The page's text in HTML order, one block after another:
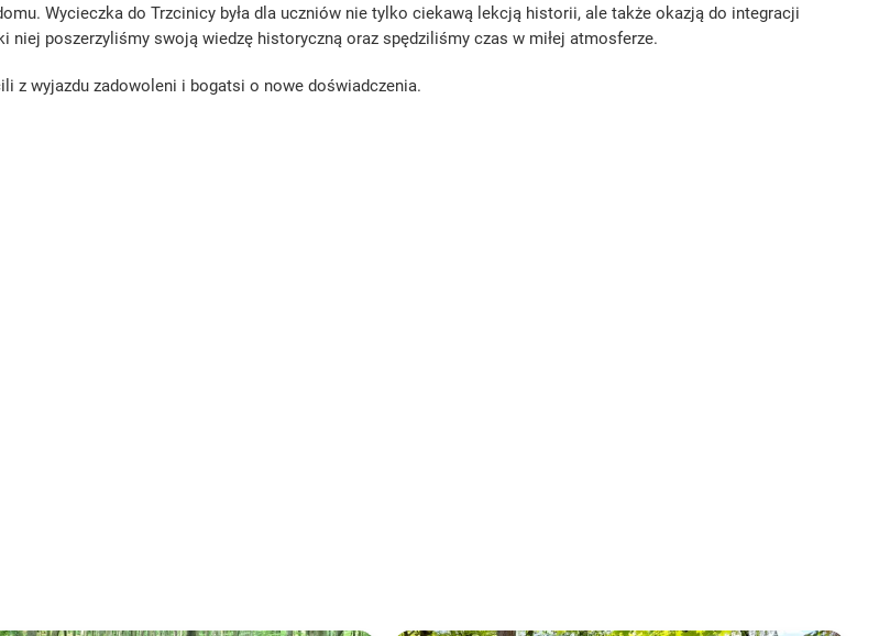
Wycieczka do Trzcinicy była dla uczniów nie tylko ciekawą lekcją historii, ale także okazją do integracji
niej poszerzyliśmy swoją wiedzę historyczną oraz spędziliśmy czas w miłej atmosferze.
z wyjazdu zadowoleni i bogatsi o nowe doświadczenia.